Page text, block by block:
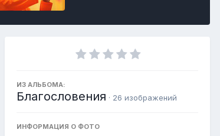
ИЗ АЛЬБОМА:
Благословения · 26 изображений
ИНФОРМАЦИЯ О ФОТО